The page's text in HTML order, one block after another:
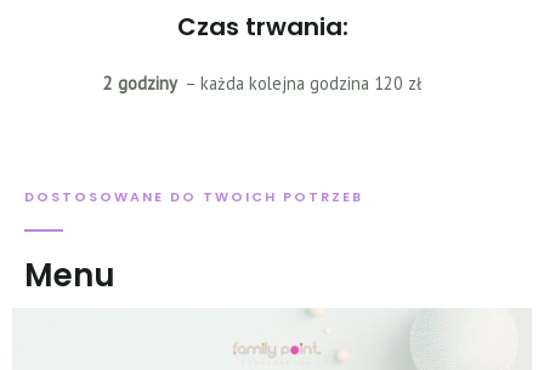
Czas trwania:
2 godziny – każda kolejna godzina 120 zł
DOSTOSOWANE DO TWOICH POTRZEB
Menu